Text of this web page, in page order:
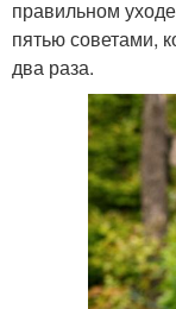
правильном
пятью советами,
два раза.